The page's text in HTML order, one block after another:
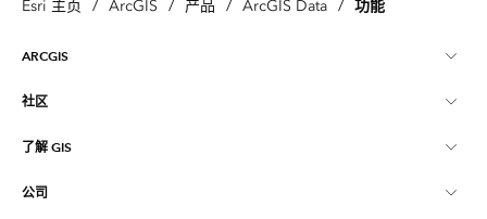
Esri 主页 / ArcGIS / 产品 / ArcGIS Data / 功能
ARCGIS
ArcGIS 概览
制图
社区
Esri 社区
ArcGIS 博客
了解 GIS
什么是 GIS？
公司